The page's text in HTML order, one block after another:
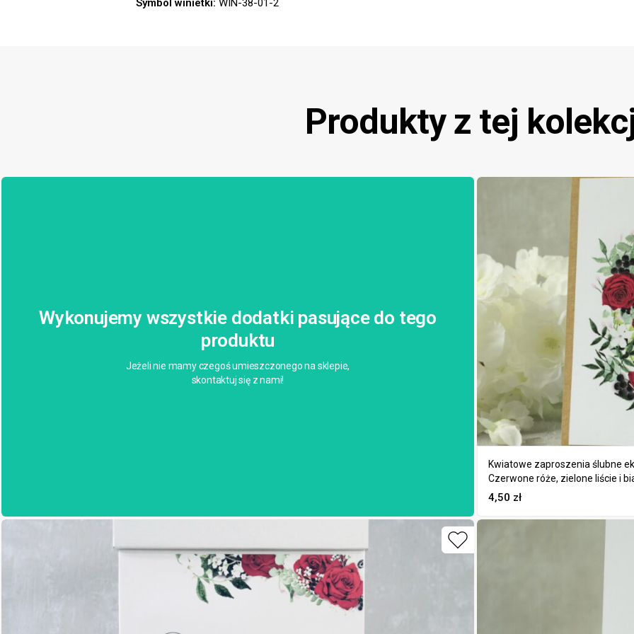
Symbol winietki: WIN-38-01-2
Produkty z tej
Wykonujemy wszystkie dodatki pasujące do tego
produktu
Jeżeli nie mamy czegoś umieszczonego na sklepie,
skontaktuj się z nami!
Kwiatowe zaproszenia ślubne
Czerwone róże, zielone liście i
4,50 zł